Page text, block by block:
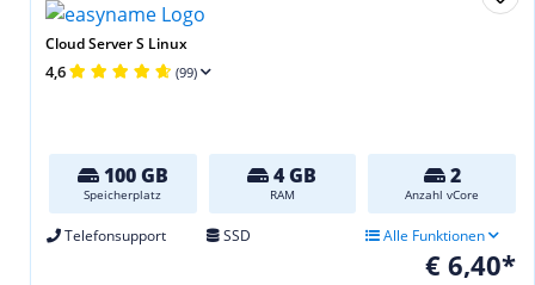
Cloud Server S Linux
4,6 (99)
100 GB
Speicherplatz
4 GB
RAM
2
Anzahl vCore
Telefonsupport SSD Alle Funktionen
€ 6,40*